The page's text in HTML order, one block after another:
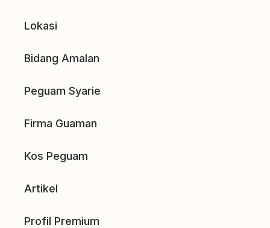
Lokasi
Bidang Amalan
Peguam Syarie
Firma Guaman
Kos Peguam
Artikel
Profil Premium